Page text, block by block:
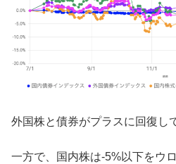
外国株と債券がプラスに回復し
一方で、国内株は-5%以下をウ